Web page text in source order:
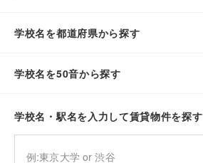
学校名を都道府県から探す
学校名を50音から探す
学校名・駅名を入力して賃貸物件を探す